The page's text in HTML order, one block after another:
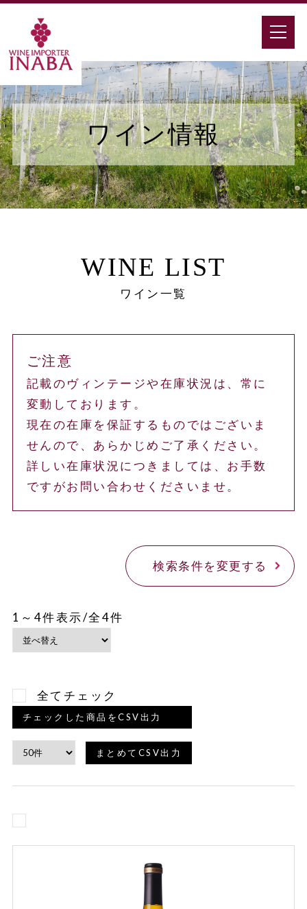
ワイン情報
WINE LIST
ワイン一覧
ご注意
記載のヴィンテージや在庫状況は、常に
変動しております。
現在の在庫を保証するものではございま
せんので、あらかじめご了承ください。
詳しい在庫状況につきましては、お手数
ですがお問い合わせくださいませ。
検索条件を変更する
1～4件表示/全4件
全てチェック
チェックした商品をCSV出力
まとめてCSV出力